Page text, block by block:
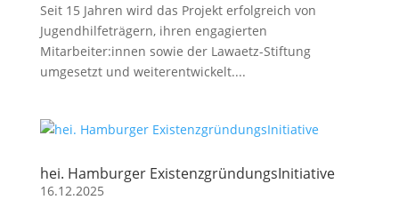
Seit 15 Jahren wird das Projekt erfolgreich von
Jugendhilfeträgern, ihren engagierten
Mitarbeiter:innen sowie der Lawaetz-Stiftung
umgesetzt und weiterentwickelt....
hei. Hamburger ExistenzgründungsInitiative
16.12.2025